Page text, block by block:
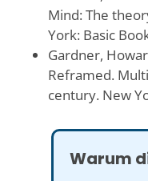
Mind: The
York: Basic
Gardner,
Reframed.
century. New
Warum